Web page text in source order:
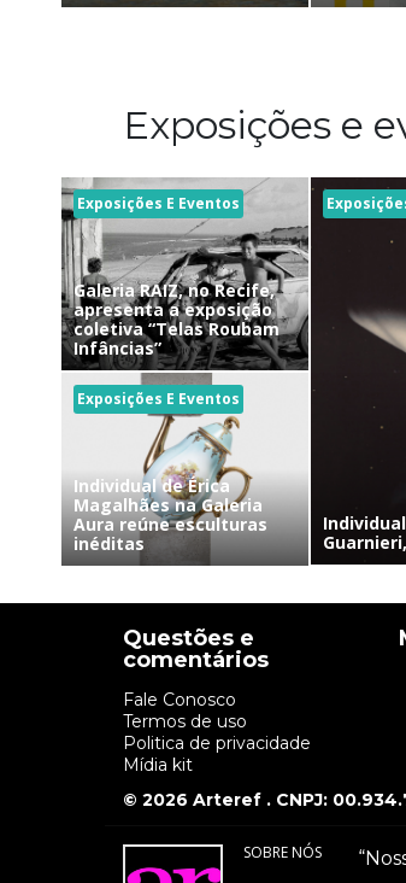
Exposições e
Exposições E Eventos
Galeria RAIZ, no Recife,
apresenta a exposição
coletiva “Telas Roubam
Infâncias”
Exposições E Eventos
Individual de Érica
Magalhães na Galeria
Aura reúne esculturas
inéditas
Questões e
comentários
Fale Conosco
Termos de uso
Politica de privacidade
Mídia kit
© 2026 Arteref . CNPJ:
SOBRE NÓS